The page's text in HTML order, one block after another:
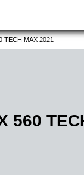
TECH MAX 2021
560